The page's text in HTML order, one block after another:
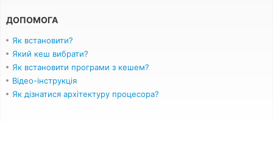
ДОПОМОГА
Як встановити?
Який кеш вибрати?
Як встановити програми з кешем?
Відео-інструкція
Як дізнатися архітектуру процесора?